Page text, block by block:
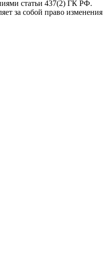
статьи 437(2) ГК РФ.
за собой право изменения